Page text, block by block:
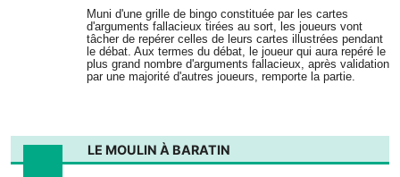
Muni d'une grille de bingo constituée par les cartes
d'arguments fallacieux tirées au sort, les joueurs vont
tâcher de repérer celles de leurs cartes illustrées pendant
le débat. Aux termes du débat, le joueur qui aura repéré le
plus grand nombre d'arguments fallacieux, après validation
par une majorité d'autres joueurs, remporte la partie.
LE MOULIN À BARATIN